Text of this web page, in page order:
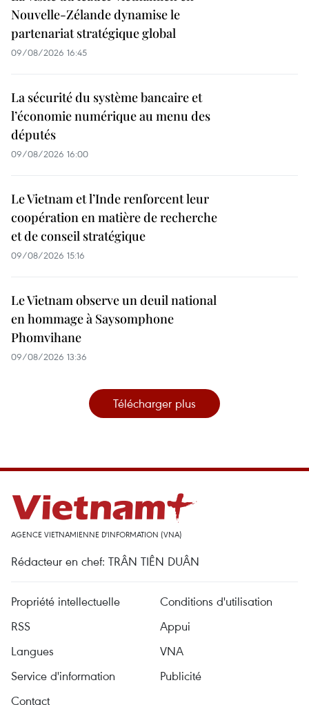
Nouvelle-Zélande dynamise le
partenariat stratégique global
09/08/2026 16:45
La sécurité du système bancaire et
l’économie numérique au menu des
députés
09/08/2026 16:00
Le Vietnam et l’Inde renforcent leur
coopération en matière de recherche
et de conseil stratégique
09/08/2026 15:16
Le Vietnam observe un deuil national
en hommage à Saysomphone
Phomvihane
09/08/2026 13:36
Télécharger plus
AGENCE VIETNAMIENNE D'INFORMATION (VNA)
Rédacteur en chef: TRÂN TIÊN DUÂN
Propriété intellectuelle
Conditions d'utilisation
RSS
Appui
Langues
VNA
Service d'information
Publicité
Contact